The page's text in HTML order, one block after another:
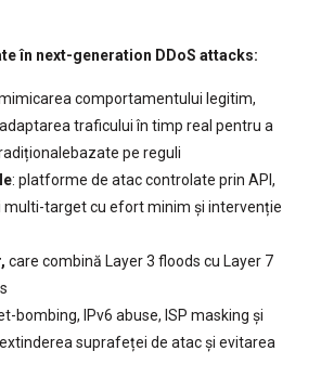
în next-generation DDoS attacks:
comportamentului legitim,
traficului în timp real pentru a
pe reguli
: platforme de atac controlate prin API,
target cu efort minim și intervenție
care combină Layer 3 floods cu Layer 7
bombing, IPv6 abuse, ISP masking și
suprafeței de atac și evitarea